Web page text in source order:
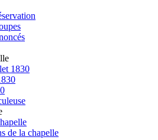
1830
de la chapelle